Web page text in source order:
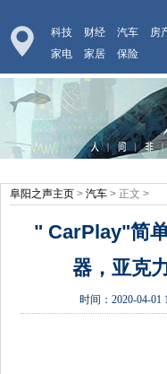
科技 财经 汽车 房
家电
家居 保险
阜阳之声主页 > 汽车 > 正文 >
" CarPlay"简
器，亚克
时间：2020-04-01